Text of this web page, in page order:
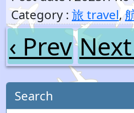
Category : 旅 travel,
‹ Prev Next
Search